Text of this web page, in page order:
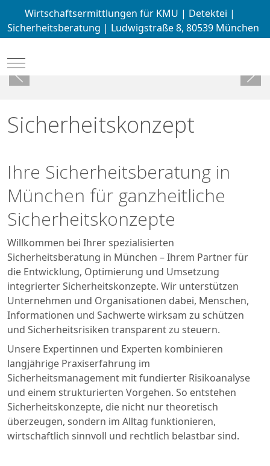
Wirtschaftsermittlungen für KMU | Detektei |
Sicherheitsberatung | Ludwigstraße 8, 80539 München
Mobile Menu Toggle
Sicherheitskonzept
Ihre Sicherheitsberatung in
München für ganzheitliche
Sicherheitskonzepte
Willkommen bei Ihrer spezialisierten
Sicherheitsberatung in München – Ihrem Partner für
die Entwicklung, Optimierung und Umsetzung
integrierter Sicherheitskonzepte. Wir unterstützen
Unternehmen und Organisationen dabei, Menschen,
Informationen und Sachwerte wirksam zu schützen
und Sicherheitsrisiken transparent zu steuern.
Unsere Expertinnen und Experten kombinieren
langjährige Praxiserfahrung im
Sicherheitsmanagement mit fundierter Risikoanalyse
und einem strukturierten Vorgehen. So entstehen
Sicherheitskonzepte, die nicht nur theoretisch
überzeugen, sondern im Alltag funktionieren,
wirtschaftlich sinnvoll und rechtlich belastbar sind.